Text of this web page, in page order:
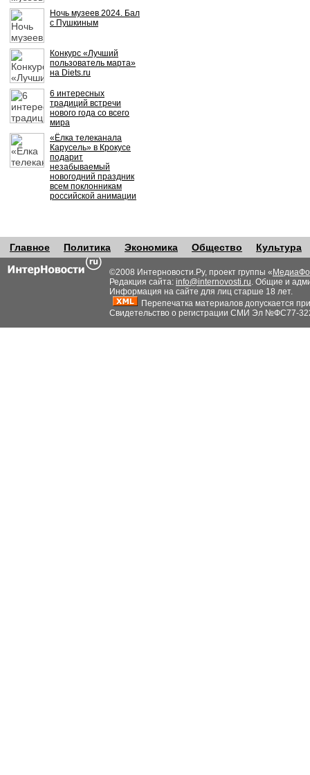
Ночь музеев 2024. Бал
с Пушкиным
Конкурс «Лучший
пользователь марта»
на Diets.ru
6 интересных
традиций встречи
нового года со всего
мира
«Ёлка телеканала
Карусель» в Крокусе
подарит
незабываемый
новогодний праздник
всем поклонникам
российской анимации
Главное Политика Экономика Общество Культура
©2008 Интерновости.Ру, проект группы «
Редакция сайта: info@internovosti.ru. Общие и
Информация на сайте для лиц старше 18 лет.
Перепечатка материалов допускается
Свидетельство о регистрации СМИ Эл №ФС77-